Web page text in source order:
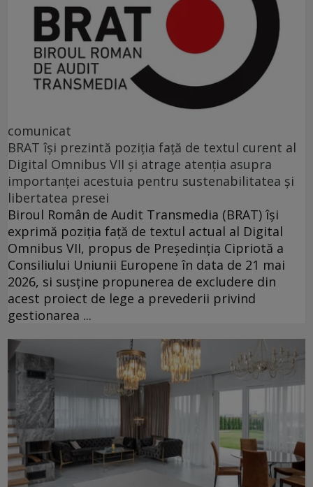
comunicat
BRAT își prezintă poziția față de textul curent al
Digital Omnibus VII și atrage atenția asupra
importanței acestuia pentru sustenabilitatea și
libertatea presei
Biroul Român de Audit Transmedia (BRAT) își
exprimă poziția față de textul actual al Digital
Omnibus VII, propus de Președinția Cipriotă a
Consiliului Uniunii Europene în data de 21 mai
2026, si susține propunerea de excludere din
acest proiect de lege a prevederii privind
gestionarea ...